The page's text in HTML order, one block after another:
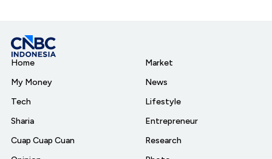
Home
My Money
Tech
Sharia
Cuap Cuap Cuan
Market
News
Lifestyle
Entrepreneur
Research